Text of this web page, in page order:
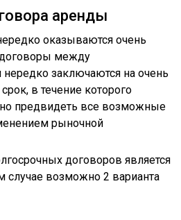
аренды
оказываются очень
между
заключаются на очень
в течение которого
предвидеть все возможные
рыночной
договоров является
случае возможно 2 варианта